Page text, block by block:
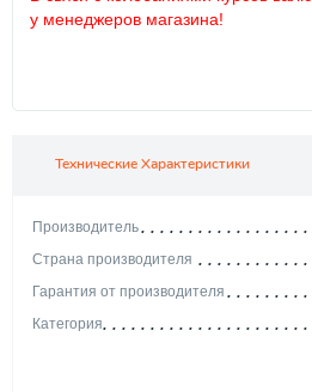
у менеджеров магазина!
Технические Характеристики
Производитель
Страна производителя
Гарантия от производителя
Категория